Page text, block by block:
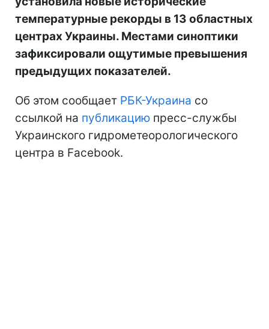
температурные рекорды в 13 областных
центрах Украины. Местами синоптики
зафиксировали ощутимые превышения
предыдущих показателей.
Об этом сообщает РБК-Украина со
ссылкой на публикацию пресс-службы
Украинского гидрометеорологического
центра в Facebook.